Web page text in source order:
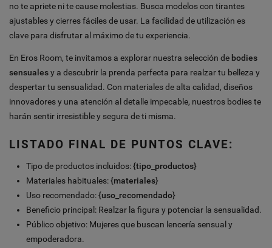
no te apriete ni te cause molestias. Busca modelos con tirantes
ajustables y cierres fáciles de usar. La facilidad de utilización es
clave para disfrutar al máximo de tu experiencia.
En Eros Room, te invitamos a explorar nuestra selección de bodies
sensualesy a descubrir la prenda perfecta para realzar tu belleza y
despertar tu sensualidad. Con materiales de alta calidad, diseños
innovadores y una atención al detalle impecable, nuestros bodies te
harán sentir irresistible y segura de ti misma.
LISTADO FINAL DE PUNTOS CLAVE:
Tipo de productos incluidos:{tipo_productos}
Materiales habituales:{materiales}
Uso recomendado:{uso_recomendado}
Beneficio principal: Realzar la figura y potenciar la sensualidad.
Público objetivo: Mujeres que buscan lencería sensual y
empoderadora.